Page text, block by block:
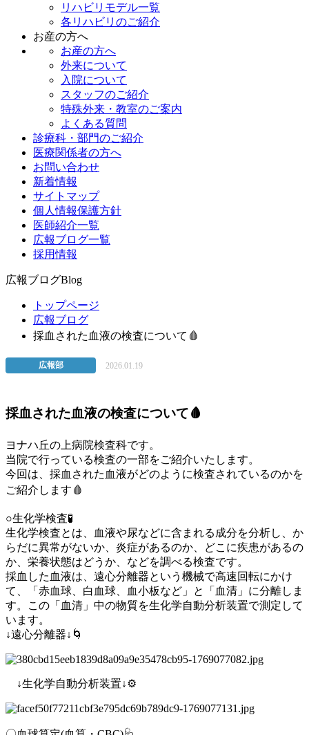
リハビリモデル一覧
各リハビリのご紹介
お産の方へ
お産の方へ
外来について
入院について
スタッフのご紹介
特殊外来・教室のご案内
よくある質問
診療科・部⾨のご紹介
医療関係者の方へ
お問い合わせ
新着情報
サイトマップ
個人情報保護方針
医師紹介一覧
広報ブログ一覧
採用情報
広報ブログBlog
トップページ
広報ブログ
採血された血液の検査について🩸
広報部 2026.01.19
採血された血液の検査について🩸
ヨナハ丘の上病院検査科です。
当院で行っている検査の一部をご紹介いたします。
今回は、採血された血液がどのように検査されているのかを
ご紹介します🩸
○生化学検査🧪
生化学検査とは、血液や尿などに含まれる成分を分析し、か
らだに異常がないか、炎症があるのか、どこに疾患があるの
か、栄養状態はどうか、などを調べる検査です。
採血した血液は、遠心分離器という機械で高速回転にかけ
て、「赤血球、白血球、血小板など」と「血清」に分離しま
す。この「血清」中の物質を生化学自動分析装置で測定して
います。
↓遠心分離器↓🌀
↓生化学自動分析装置↓⚙️